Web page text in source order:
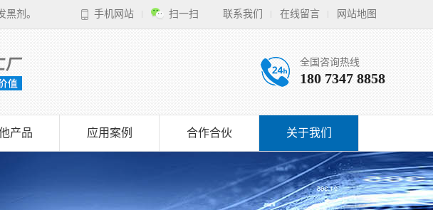
剂。 联系我们 在线留言 网站地图
手机网站 扫一扫
全国咨询热线
180 7347 8858
产品 应用案例 合作合伙 关于我们